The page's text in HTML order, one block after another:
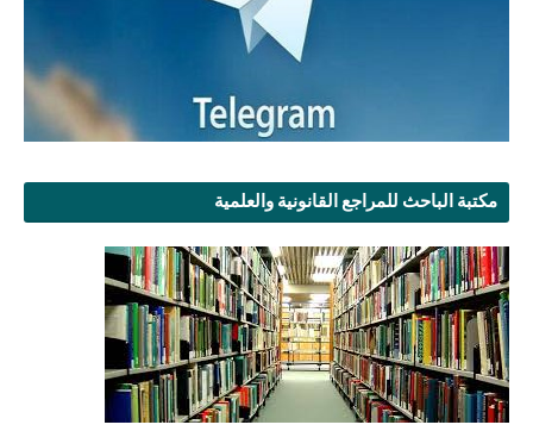
مكتبة الباحث للمراجع القانونية والعلمية